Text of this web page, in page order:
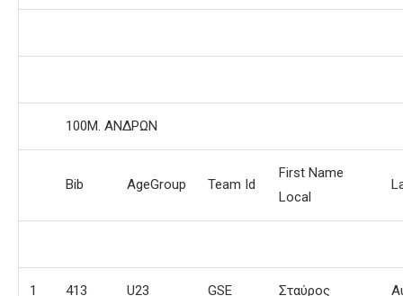
100Μ. ΑΝΔΡΩΝ
Bib AgeGroup Team Id
First Name
Local
1 413 U23 GSE Σταύρος